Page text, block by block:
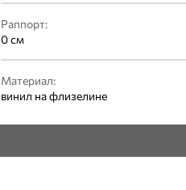
Раппорт:
0 см
Материал:
винил на флизелине